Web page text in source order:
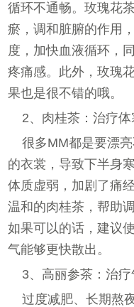
循环不通畅。玫瑰花
瘀，调和脏腑的作用
度，加快血液循环，
疼痛感。此外，玫瑰
果也是很不错的哦。
2、肉桂茶：治疗
很多MM都是要漂
的衣裳，导致下半身
体质虚弱，加剧了痛
温和的肉桂茶，帮助
如果可以的话，建议
气能够更快散出。
3、高丽参茶：治
过度减肥、长期熬